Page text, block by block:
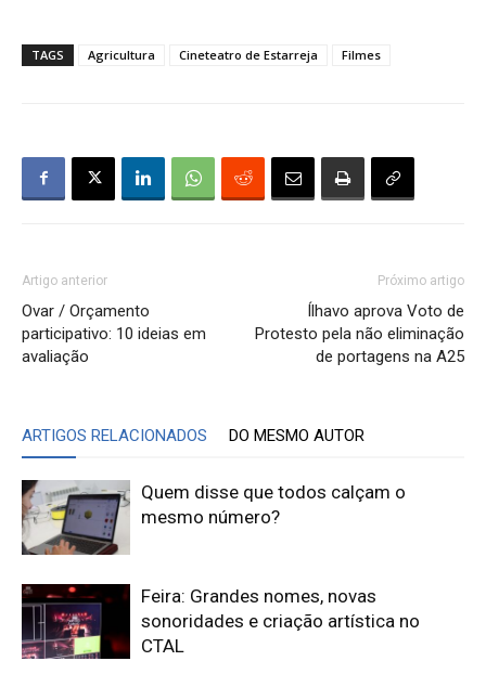
TAGS Agricultura Cineteatro de Estarreja Filmes
Artigo anterior
Ovar / Orçamento
participativo: 10 ideias em
avaliação
Próximo artigo
Ílhavo aprova Voto de
Protesto pela não eliminação
de portagens na A25
ARTIGOS RELACIONADOS DO MESMO AUTOR
Quem disse que todos calçam o
mesmo número?
Feira: Grandes nomes, novas
sonoridades e criação artística no
CTAL